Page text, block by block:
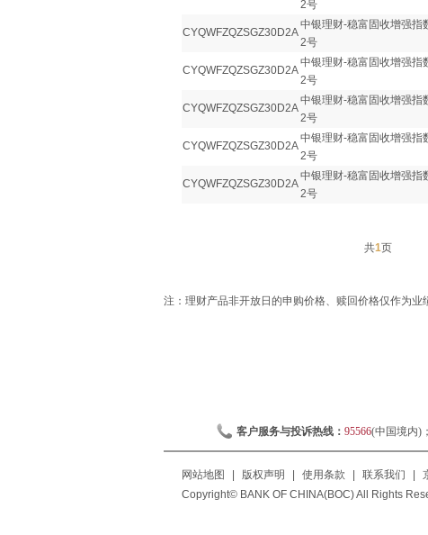
2号
CYQWFZQZSGZ30D2A
中银理财-稳富固收增强指
2号
CYQWFZQZSGZ30D2A
中银理财-稳富固收增强指
2号
CYQWFZQZSGZ30D2A
中银理财-稳富固收增强指
2号
CYQWFZQZSGZ30D2A
中银理财-稳富固收增强指
2号
CYQWFZQZSGZ30D2A
中银理财-稳富固收增强指
2号
共1页
注：理财产品非开放日的申购价格、赎回价格仅作为业
客户服务与投诉热线： 95566(中国境内)；
网站地图 版权声明 使用条款 联系我们
Copyright© BANK OF CHINA(BOC) All Rights